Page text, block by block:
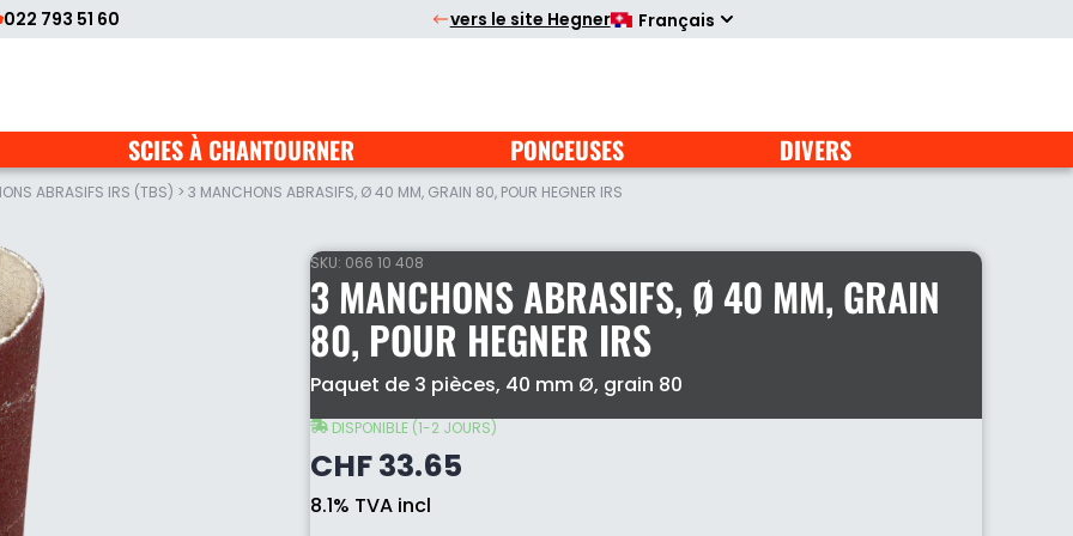
022 793 51 60 vers le site Hegner Français
SCIES À CHANTOURNER PONCEUSES DIVERS
ABRASIFS IRS (TBS) > 3 MANCHONS ABRASIFS, Ø 40 MM, GRAIN 80, POUR HEGNER IRS
SKU: 066 10 408
3 MANCHONS ABRASIFS, Ø 40 MM, GRAIN
80, POUR HEGNER IRS
Paquet de 3 pièces, 40 mm Ø, grain 80
DISPONIBLE (1-2 JOURS)
CHF33.65
8.1% TVA incl
3
manchons
abrasifs,
40
grain